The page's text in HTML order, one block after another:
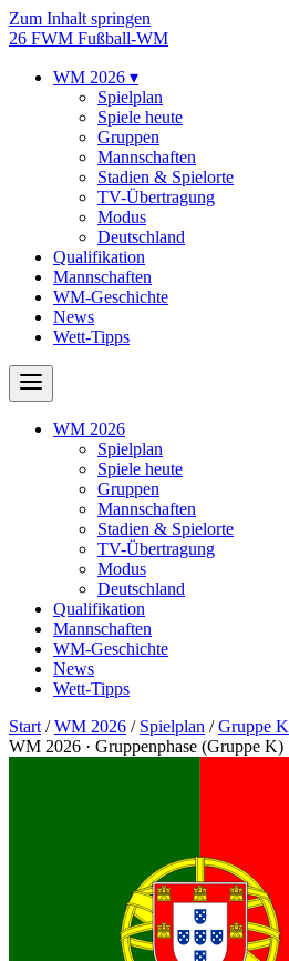
Zum Inhalt springen
26 FWM Fußball-WM
WM 2026 ▾
Spielplan
Spiele heute
Gruppen
Mannschaften
Stadien & Spielorte
TV-Übertragung
Modus
Deutschland
Qualifikation
Mannschaften
WM-Geschichte
News
Wett-Tipps
WM 2026
Spielplan
Spiele heute
Gruppen
Mannschaften
Stadien & Spielorte
TV-Übertragung
Modus
Deutschland
Qualifikation
Mannschaften
WM-Geschichte
News
Wett-Tipps
Start /WM 2026 / Spielplan /Gruppe K
WM 2026 · Gruppenphase (Gruppe K)